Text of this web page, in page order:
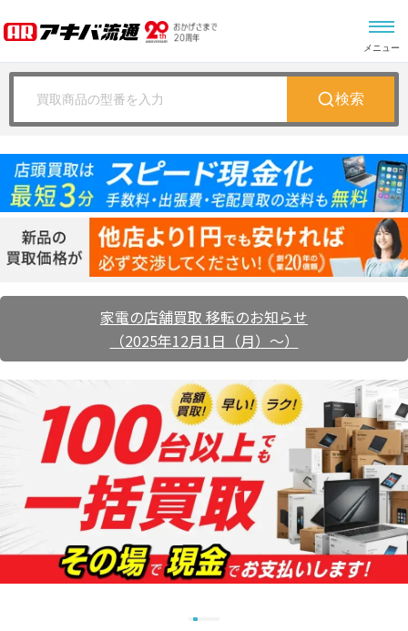
メニュー
検索
家電の店舗買取 移転のお知らせ
（2025年12月1日（月）～）